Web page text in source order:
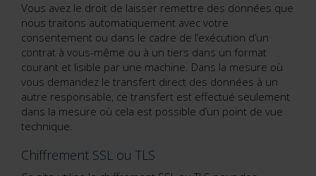
Vous avez le droit de laisser remettre des données que
nous traitons automatiquement avec votre
consentement ou dans le cadre de l’exécution d’un
contrat à vous-même ou à un tiers dans un format
courant et lisible par une machine. Dans la mesure où
vous demandez le transfert direct des données à un
autre responsable, ce transfert est effectué seulement
dans la mesure où cela est possible d’un point de vue
technique.
Chiffrement SSL ou TLS